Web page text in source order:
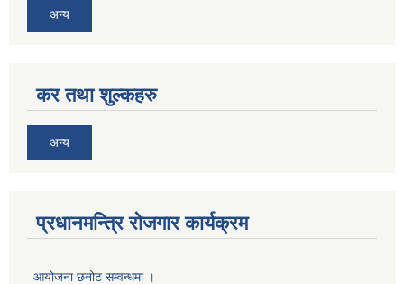
अन्य
कर तथा शुल्कहरु
अन्य
प्रधानमन्त्रि रोजगार कार्यक्रम
आयोजना छनोट सम्वन्धमा ।